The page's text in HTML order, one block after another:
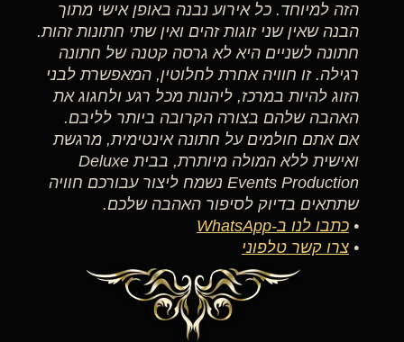
הזה למיוחד. כל אירוע נבנה באופן אישי מתוך
הבנה שאין שני זוגות זהים ואין שתי חתונות זהות.
חתונה לשניים היא לא גרסה קטנה של חתונה
רגילה. זו חוויה אחרת לחלוטין, המאפשרת לבני
הזוג להיות במרכז, ליהנות מכל רגע ולחגוג את
האהבה שלהם בצורה הקרובה ביותר לליבם.
אם אתם חולמים על חתונה אינטימית, מרגשת
ואישית ללא המולה מיותרת, בבית Deluxe
Events Production נשמח ליצור עבורכם חוויה
שתתאים בדיוק לסיפור האהבה שלכם.
• כתבו לנו ב-WhatsApp
• צרו קשר טלפוני